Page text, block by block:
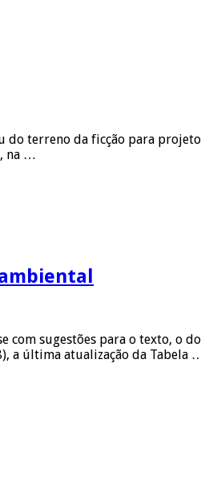
do terreno da ficção para
na …
com sugestões para o texto, o
a última atualização da Tabela